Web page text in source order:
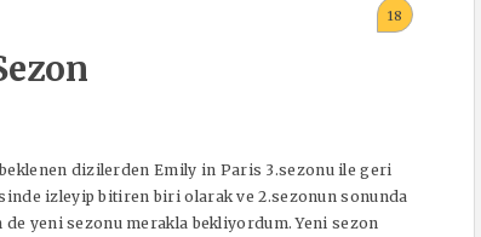
18
dizilerden Emily in Paris 3.sezonu ile geri
izleyip bitiren biri olarak ve 2.sezonun sonunda
de yeni sezonu merakla bekliyordum. Yeni sezon